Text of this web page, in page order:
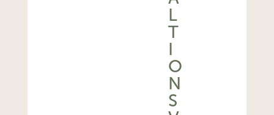
L
T
I
O
N
S